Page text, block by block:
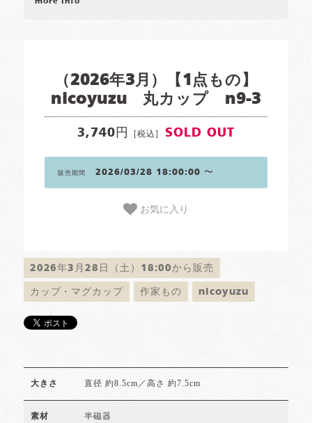
（2026年3月）【1点もの】
nicoyuzu 丸カップ n9-3
3,740円 [税込] SOLD OUT
販売期間 2026/03/28 18:00:00 〜
お気に入り
2026年3月28日（土）18:00から販売
カップ・マグカップ 作家もの nicoyuzu
大きさ 直径 約8.5cm／高さ 約7.5cm
素材 半磁器